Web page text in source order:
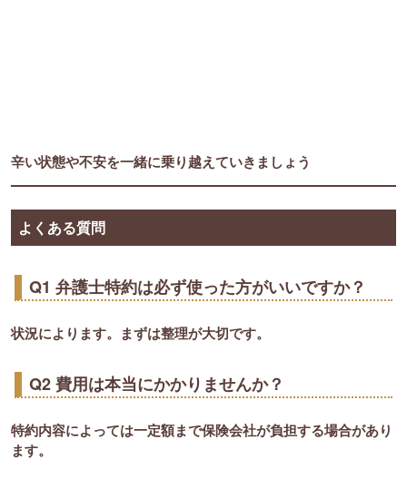
辛い状態や不安を一緒に乗り越えていきましょう
よくある質問
Q1 弁護士特約は必ず使った方がいいですか？
状況によります。まずは整理が大切です。
Q2 費用は本当にかかりませんか？
特約内容によっては一定額まで保険会社が負担する場合があり
ます。